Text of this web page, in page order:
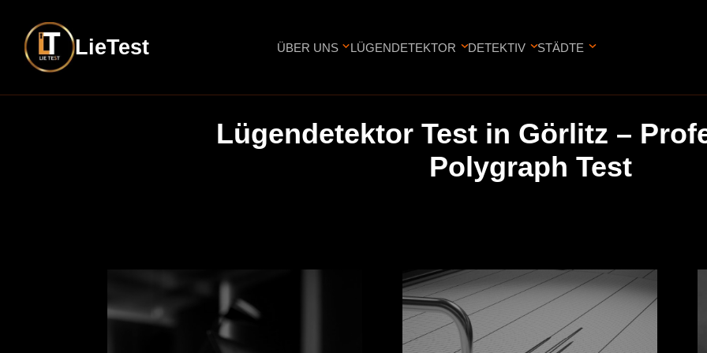
LieTest ÜBER UNS LÜGENDETEKTOR DETEKTIV STÄDTE
Lügendetektor Test in Görlitz –
Polygraph Test